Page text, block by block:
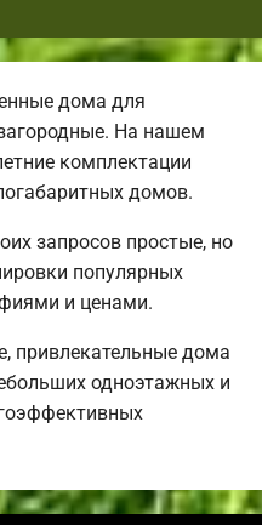
дома для
На нашем
комплектации
домов.
запросов простые, но
популярных
и ценами.
привлекательные дома
одноэтажных и